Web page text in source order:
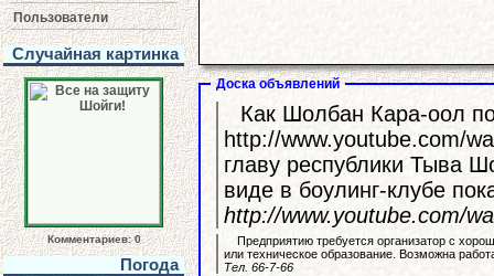
Пользователи
Случайная картинка
Комментариев: 0
Погода
Доска объявлений
Как Шолбан Кара-оол
http://www.youtube.com/
главу республики Тыва
виде в боулинг-клубе
http://www.youtube.com/
Предприятию требуется организатор с
или техническое образование. Возможна
Тел. 66-7-66